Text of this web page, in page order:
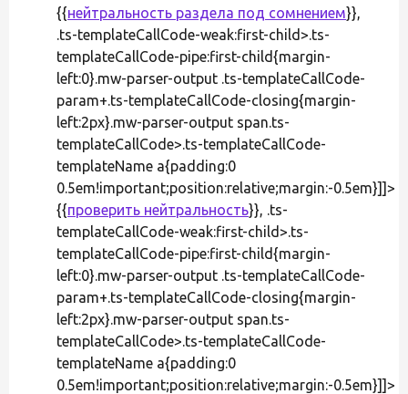
{{нейтральность раздела под сомнением}},
.ts-templateCallCode-weak:first-child>.ts-
templateCallCode-pipe:first-child{margin-
left:0}.mw-parser-output .ts-templateCallCode-
param+.ts-templateCallCode-closing{margin-
left:2px}.mw-parser-output span.ts-
templateCallCode>.ts-templateCallCode-
templateName a{padding:0
0.5em!important;position:relative;margin:-0.5em}]]>
{{проверить нейтральность}}, .ts-
templateCallCode-weak:first-child>.ts-
templateCallCode-pipe:first-child{margin-
left:0}.mw-parser-output .ts-templateCallCode-
param+.ts-templateCallCode-closing{margin-
left:2px}.mw-parser-output span.ts-
templateCallCode>.ts-templateCallCode-
templateName a{padding:0
0.5em!important;position:relative;margin:-0.5em}]]>